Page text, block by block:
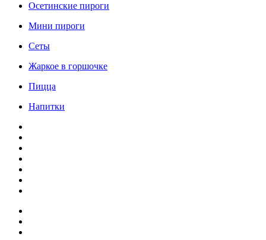
Осетинские пироги
Мини пироги
Сеты
Жаркое в горшочке
Пицца
Напитки